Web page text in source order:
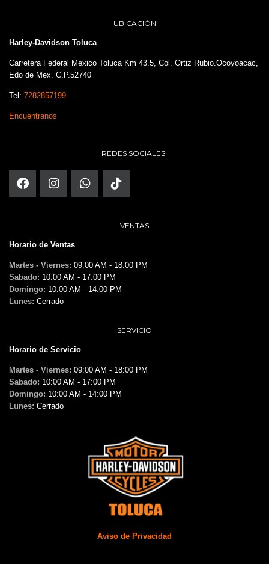
UBICACIÓN
Harley-Davidson Toluca
Carretera Federal Mexico Toluca Km 43.5, Col. Ortiz Rubio.Ocoyoacac,
Edo de Mex. C.P.52740
Tel: 7282857199
Encuéntranos
REDES SOCIALES
VENTAS
Horario de Ventas
Martes - Viernes: 09:00 AM - 18:00 PM
Sabado: 10:00 AM - 17:00 PM
Domingo: 10:00 AM - 14:00 PM
Lunes: Cerrado
SERVICIO
Horario de Servicio
Martes - Viernes: 09:00 AM - 18:00 PM
Sabado: 10:00 AM - 17:00 PM
Domingo: 10:00 AM - 14:00 PM
Lunes: Cerrado
Aviso de Privacidad